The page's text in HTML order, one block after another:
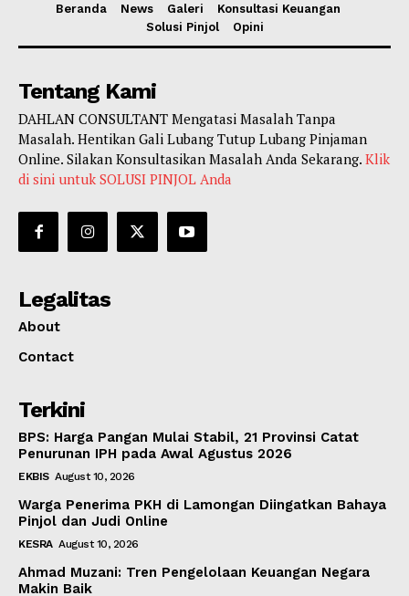
Beranda News Galeri
Konsultasi Keuangan
Solusi Pinjol
Opini
Tentang Kami
DAHLAN CONSULTANT Mengatasi Masalah Tanpa
Masalah. Hentikan Gali Lubang Tutup Lubang Pinjaman
Online. Silakan Konsultasikan Masalah Anda Sekarang. Klik
di sini untuk SOLUSI PINJOL Anda
Legalitas
About
Contact
Terkini
BPS: Harga Pangan Mulai Stabil, 21 Provinsi Catat
Penurunan IPH pada Awal Agustus 2026
EKBIS August 10, 2026
Warga Penerima PKH di Lamongan Diingatkan Bahaya
Pinjol dan Judi Online
KESRA August 10, 2026
Ahmad Muzani: Tren Pengelolaan Keuangan Negara
Makin Baik